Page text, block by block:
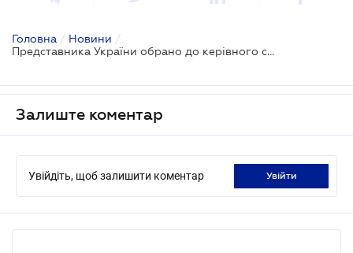
Головна / Новини /
Представника України обрано до керівного складу всесвітньої федерації торгових палат
Залиште коментар
Увійдіть, щоб залишити коментар увійти